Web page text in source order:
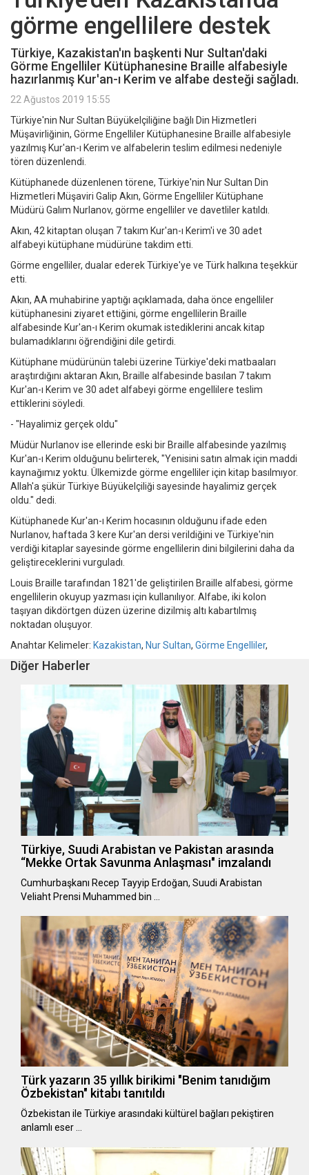
görme engellilere destek
Türkiye, Kazakistan'ın başkenti Nur Sultan'daki
Görme Engelliler Kütüphanesine Braille alfabesiyle
hazırlanmış Kur'an-ı Kerim ve alfabe desteği sağladı.
22 Ağustos 2019 15:55
Türkiye'nin Nur Sultan Büyükelçiliğine bağlı Din Hizmetleri
Müşavirliğinin, Görme Engelliler Kütüphanesine Braille alfabesiyle
yazılmış Kur'an-ı Kerim ve alfabelerin teslim edilmesi nedeniyle
tören düzenlendi.
Kütüphanede düzenlenen törene, Türkiye'nin Nur Sultan Din
Hizmetleri Müşaviri Galip Akın, Görme Engelliler Kütüphane
Müdürü Galım Nurlanov, görme engelliler ve davetliler katıldı.
Akın, 42 kitaptan oluşan 7 takım Kur'an-ı Kerim'i ve 30 adet
alfabeyi kütüphane müdürüne takdim etti.
Görme engelliler, dualar ederek Türkiye'ye ve Türk halkına teşekkür
etti.
Akın, AA muhabirine yaptığı açıklamada, daha önce engelliler
kütüphanesini ziyaret ettiğini, görme engellilerin Braille
alfabesinde Kur'an-ı Kerim okumak istediklerini ancak kitap
bulamadıklarını öğrendiğini dile getirdi.
Kütüphane müdürünün talebi üzerine Türkiye'deki matbaaları
araştırdığını aktaran Akın, Braille alfabesinde basılan 7 takım
Kur'an-ı Kerim ve 30 adet alfabeyi görme engellilere teslim
ettiklerini söyledi.
- "Hayalimiz gerçek oldu"
Müdür Nurlanov ise ellerinde eski bir Braille alfabesinde yazılmış
Kur'an-ı Kerim olduğunu belirterek, "Yenisini satın almak için maddi
kaynağımız yoktu. Ülkemizde görme engelliler için kitap basılmıyor.
Allah'a şükür Türkiye Büyükelçiliği sayesinde hayalimiz gerçek
oldu." dedi.
Kütüphanede Kur'an-ı Kerim hocasının olduğunu ifade eden
Nurlanov, haftada 3 kere Kur'an dersi verildiğini ve Türkiye'nin
verdiği kitaplar sayesinde görme engellilerin dini bilgilerini daha da
geliştireceklerini vurguladı.
Louis Braille tarafından 1821'de geliştirilen Braille alfabesi, görme
engellilerin okuyup yazması için kullanılıyor. Alfabe, iki kolon
taşıyan dikdörtgen düzen üzerine dizilmiş altı kabartılmış
noktadan oluşuyor.
Anahtar Kelimeler: Kazakistan, Nur Sultan, Görme Engelliler,
Diğer Haberler
Türkiye, Suudi Arabistan ve Pakistan arasında
“Mekke Ortak Savunma Anlaşması" imzalandı
Cumhurbaşkanı Recep Tayyip Erdoğan, Suudi Arabistan
Veliaht Prensi Muhammed bin …
Türk yazarın 35 yıllık birikimi "Benim tanıdığım
Özbekistan" kitabı tanıtıldı
Özbekistan ile Türkiye arasındaki kültürel bağları pekiştiren
anlamlı eser …